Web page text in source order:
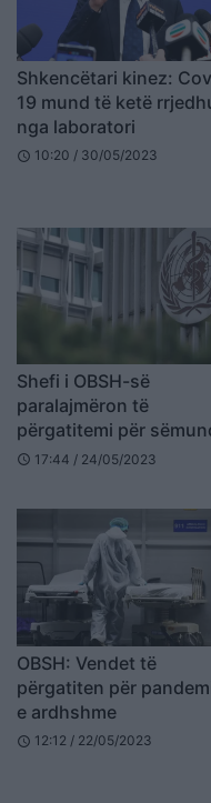
Shkencëtari kinez:
19 mund të ketë
nga laboratori
schedule 10:20 / 30/05/2023
Shefi i OBSH-së
paralajmëron të
përgatitemi për
edhe më vdekjeprurëse
schedule 17:44 / 24/05/2023
OBSH: Vendet të
përgatiten për
e ardhshme
schedule 12:12 / 22/05/2023